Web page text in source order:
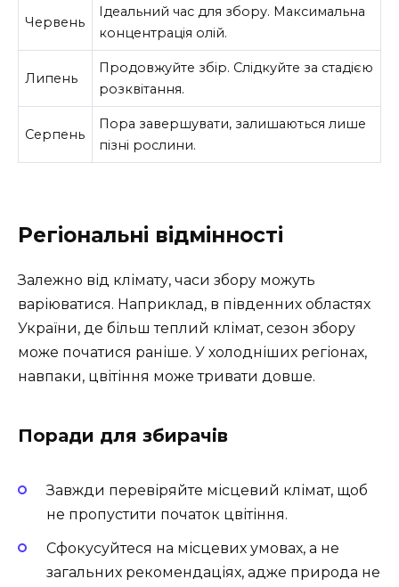
Червень
Ідеальний час для збору. Максимальна
концентрація олій.
Липень
Продовжуйте збір. Слідкуйте за стадією
розквітання.
Серпень
Пора завершувати, залишаються лише
пізні рослини.
Регіональні відмінності
Залежно від клімату, часи збору можуть
варіюватися. Наприклад, в південних областях
України, де більш теплий клімат, сезон збору
може початися раніше. У холодніших регіонах,
навпаки, цвітіння може тривати довше.
Поради для збирачів
Завжди перевіряйте місцевий клімат, щоб
не пропустити початок цвітіння.
Сфокусуйтеся на місцевих умовах, а не
загальних рекомендаціях, адже природа не